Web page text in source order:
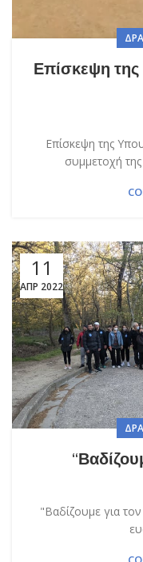
Επίσκεψη
Επίσκεψη της
συμμετοχή της
11
ΑΠΡ 2022
"Βαδίζουμε για